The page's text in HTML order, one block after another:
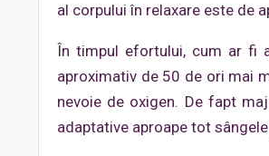
al corpului în relaxare este de
În timpul efortului, cum ar fi
aproximativ de 50 de ori mai
nevoie de oxigen. De fapt
adaptative aproape tot